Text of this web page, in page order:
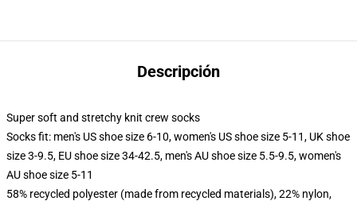
Descripción
Super soft and stretchy knit crew socks
Socks fit: men's US shoe size 6-10, women's US shoe size 5-11, UK shoe
size 3-9.5, EU shoe size 34-42.5, men's AU shoe size 5.5-9.5, women's
AU shoe size 5-11
58% recycled polyester (made from recycled materials), 22% nylon,